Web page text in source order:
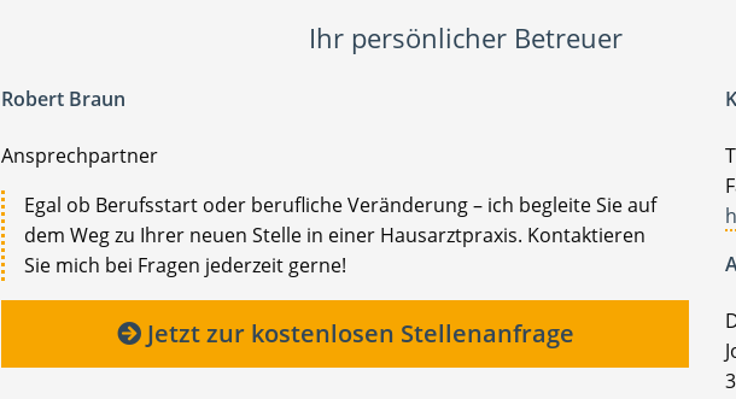
Ihr persönlicher Betreuer
Robert Braun
Ansprechpartner
Egal ob Berufsstart oder berufliche Veränderung – ich begleite Sie auf
dem Weg zu Ihrer neuen Stelle in einer Hausarztpraxis. Kontaktieren
Sie mich bei Fragen jederzeit gerne!
Jetzt zur kostenlosen Stellenanfrage